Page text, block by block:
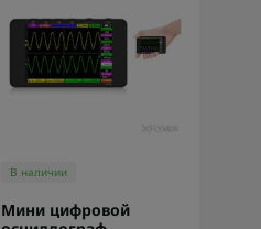
В наличии
Мини цифровой